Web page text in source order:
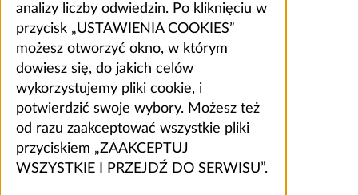
analizy liczby odwiedzin. Po kliknięciu w
przycisk „USTAWIENIA COOKIES”
możesz otworzyć okno, w którym
dowiesz się, do jakich celów
wykorzystujemy pliki cookie, i
potwierdzić swoje wybory. Możesz też
od razu zaakceptować wszystkie pliki
przyciskiem „ZAAKCEPTUJ
WSZYSTKIE I PRZEJDŹ DO SERWISU”.